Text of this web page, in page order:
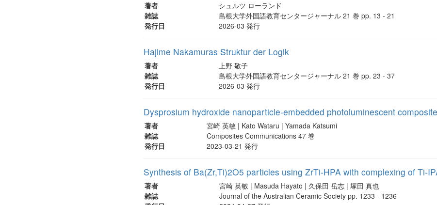
著者
シュルツ ローランド
雑誌
島根大学外国語教育センタージャーナル 21 巻 pp. 13 - 21
発行日
2026-03 発行
Hajime Nakamuras Struktur der Logik
著者
上野 敬子
雑誌
島根大学外国語教育センタージャーナル 21 巻 pp. 23 - 37
発行日
2026-03 発行
Dysprosium hydroxide nanoparticle-embedded photoluminescent
著者
宮崎 英敏 | Kato Wataru | Yamada Katsumi
雑誌
Composites Communications 47 巻
発行日
2023-03-21 発行
Synthesis of Ba(Zr,Ti)2O5 particles using ZrTi-HPA with complexing of Ti-
著者
宮崎 英敏 | Masuda Hayato | 久保田 岳志 | 塚田 真也
雑誌
Journal of the Australian Ceramic Society pp. 1233 - 1236